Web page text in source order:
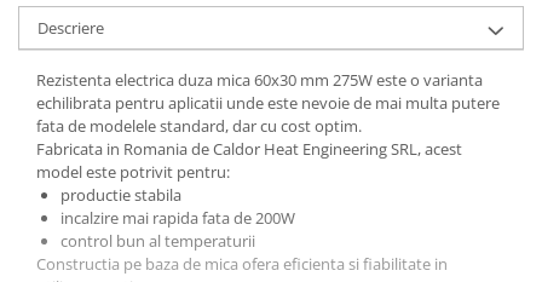
Rezistenta cuptor
Mese de lucru metalice &
echipamente de atelier
Bancuri & mese de lucru pentru
atelier
Bancuri de lucru 1.5 Metru
Bancuri de lucru industriale 2
metru
Carucior de scule
Descriere
Rezistenta electrica duza mica 60x30 mm 275W este o varianta
echilibrata pentru aplicatii unde este nevoie de mai multa putere
fata de modelele standard, dar cu cost optim.
Fabricata in Romania de Caldor Heat Engineering SRL, acest
model este potrivit pentru:
productie stabila
incalzire mai rapida fata de 200W
control bun al temperaturii
Constructia pe baza de mica ofera eficienta si fiabilitate in